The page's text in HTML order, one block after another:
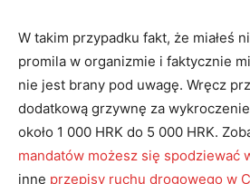
W takim przypadku fakt, że miałeś
promila w organizmie i faktycznie
nie jest brany pod uwagę. Wręcz
dodatkową grzywnę za
około 1 000 HRK do 5 000 HRK.
mandatów możesz się spodziewać
inne przepisy ruchu drogowego w